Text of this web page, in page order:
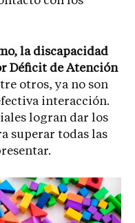
la discapacidad
Déficit de Atención
otros, ya no son
interacción.
logran dar los
superar todas las